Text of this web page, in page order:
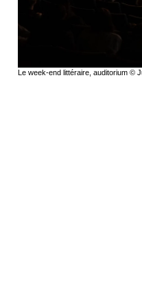
Le week-end littéraire, auditorium ©